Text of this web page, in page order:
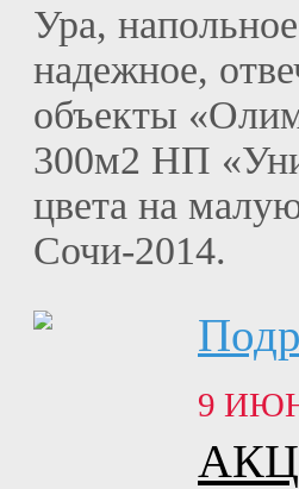
Ура,
надежное,
объекты
300м2 НП
цвета на
Сочи-2014.
9